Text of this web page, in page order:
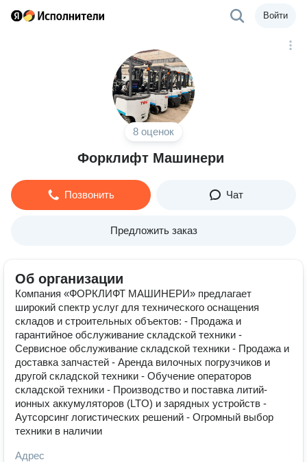
Войти
8 оценок
Форклифт Машинери
Позвонить Чат
Предложить заказ
Об организации
Компания «ФОРКЛИФТ МАШИНЕРИ» предлагает
широкий спектр услуг для технического оснащения
складов и строительных объектов: - Продажа и
гарантийное обслуживание складской техники -
Сервисное обслуживание складской техники - Продажа и
доставка запчастей - Аренда вилочных погрузчиков и
другой складской техники - Обучение операторов
складской техники - Производство и поставка литий-
ионных аккумуляторов (LTO) и зарядных устройств -
Аутсорсинг логистических решений - Огромный выбор
техники в наличии
Адрес